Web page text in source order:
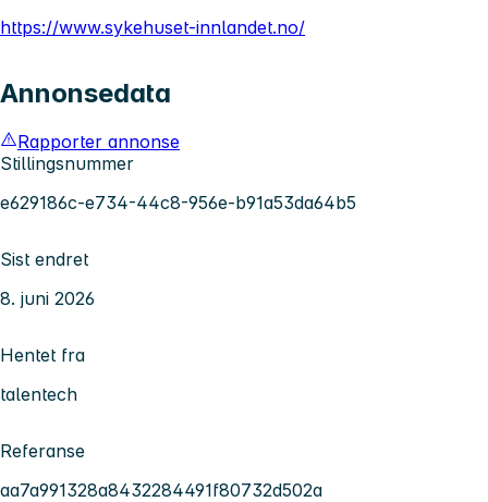
https://www.sykehuset-innlandet.no/
Annonsedata
Rapporter annonse
Stillingsnummer
e629186c-e734-44c8-956e-b91a53da64b5
Sist endret
8. juni 2026
Hentet fra
talentech
Referanse
aa7a991328a8432284491f80732d502a